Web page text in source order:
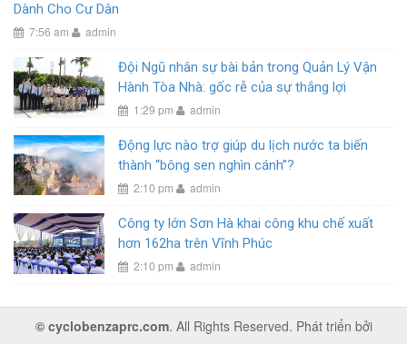
Dành Cho Cư Dân
7:56 am admin
Đội Ngũ nhân sự bài bản trong Quản Lý Vận
Hành Tòa Nhà: gốc rễ của sự thắng lợi
1:29 pm admin
Động lực nào trợ giúp du lịch nước ta biến
thành “bông sen nghìn cánh”?
2:10 pm admin
Công ty lớn Sơn Hà khai công khu chế xuất
hơn 162ha trên Vĩnh Phúc
2:10 pm admin
© cyclobenzaprc.com. All Rights Reserved. Phát triển bởi